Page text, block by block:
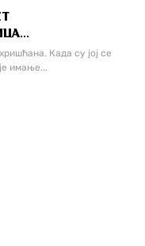
Када су јој се
имање...